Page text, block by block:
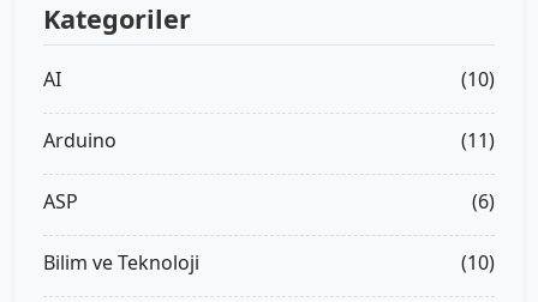
Kategoriler
AI (10)
Arduino (11)
ASP (6)
Bilim ve Teknoloji (10)